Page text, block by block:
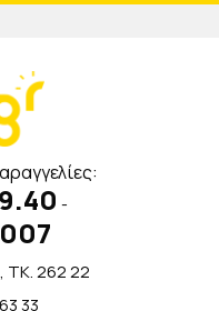
-
TK. 262 22
33